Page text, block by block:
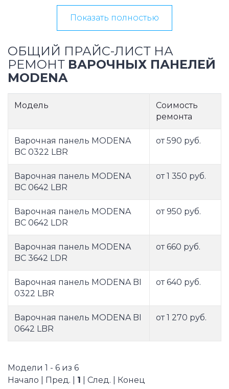
Показать полностью
ОБЩИЙ ПРАЙС-ЛИСТ НА
РЕМОНТ ВАРОЧНЫХ ПАНЕЛЕЙ
MODENA
Модель
Соимость
ремонта
Варочная панель MODENA
BC 0322 LBR
от 590 руб.
Варочная панель MODENA
BC 0642 LBR
от 1 350 руб.
Варочная панель MODENA
BC 0642 LDR
от 950 руб.
Варочная панель MODENA
BC 3642 LDR
от 660 руб.
Варочная панель MODENA BI
0322 LBR
от 640 руб.
Варочная панель MODENA BI
0642 LBR
от 1 270 руб.
Модели 1 - 6 из 6
Начало | Пред. | 1 | След. | Конец